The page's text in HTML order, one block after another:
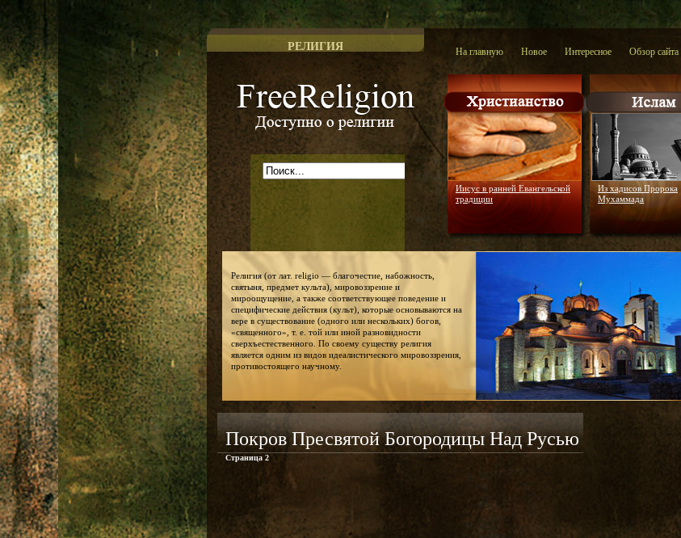
РЕЛИГИЯ На главную Новое Интересное Обзор сайта
Иисус в ранней Евангельской
традиции
Из хадисов Пророка
Мухаммада
Религия (от лат. religio — благочестие, набожность,
святыня, предмет культа), мировоззрение и
мироощущение, а также соответствующее поведение и
специфические действия (культ), которые основываются на
вере в существование (одного или нескольких) богов,
«священного», т. е. той или иной разновидности
сверхъестественного. По своему существу религия
является одним из видов идеалистического мировоззрения,
противостоящего научному.
Покров Пресвятой Богородицы Над Русью
Страница 2